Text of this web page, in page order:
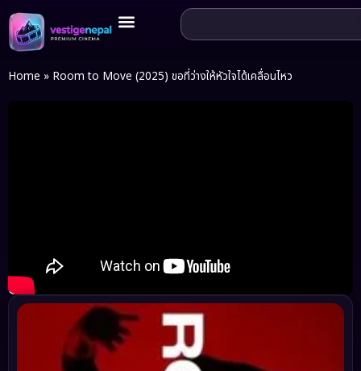
Home » Room to Move (2025) ขอที่ว่างให้หัวใจได้เคลื่อนไหว